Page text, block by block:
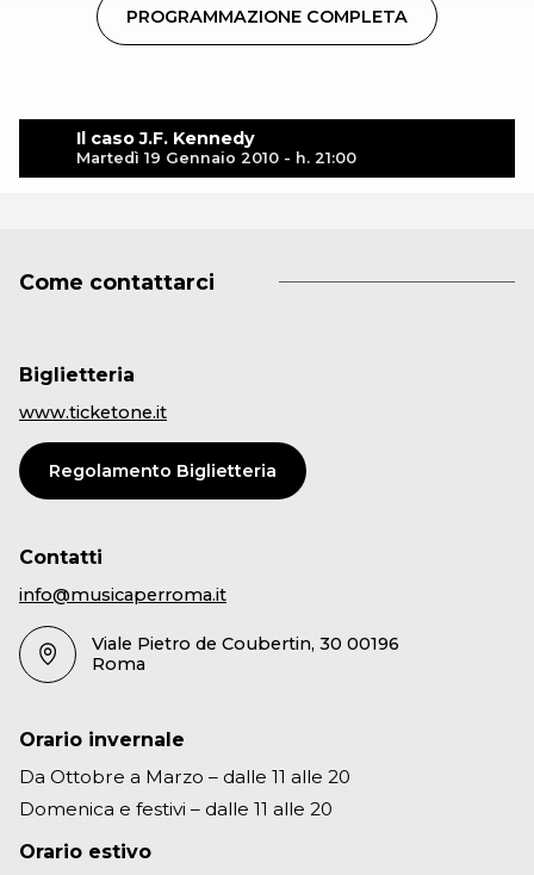
Il caso J.F. Kennedy
Martedì 19 Gennaio 2010 - h. 21:00
PROGRAMMAZIONE COMPLETA
Come contattarci
Biglietteria
www.ticketone.it
Regolamento Biglietteria
Contatti
info@musicaperroma.it
Viale Pietro de Coubertin, 30 00196
Roma
Orario invernale
Da Ottobre a Marzo – dalle 11 alle 20
Domenica e festivi – dalle 11 alle 20
Orario estivo